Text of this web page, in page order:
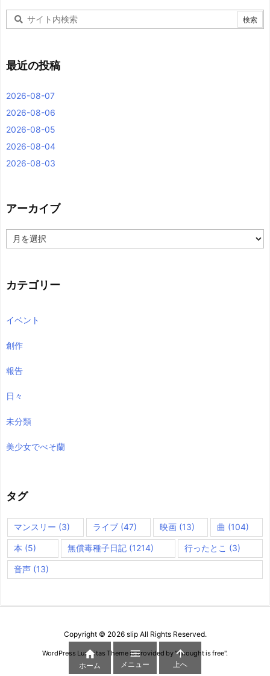
最近の投稿
2026-08-07
2026-08-06
2026-08-05
2026-08-04
2026-08-03
アーカイブ
ー
ブ
カテゴリー
イベント
創作
報告
日々
未分類
美少女でべそ蘭
タグ
マンスリー (3) ライブ(47) 映画(13) 曲 (104)
本 (5) 無償毒種子日記(1214) 行ったとこ (3)
音声 (13)
Copyright © 2026 slipAll Rights Reserved.
WordPress Luxeritas Theme is provided by "Thought is free".

ホーム

メニュー

上へ